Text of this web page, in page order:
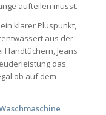
aufteilen müsst.
klarer Pluspunkt,
aus der
Handtüchern, Jeans
das
ob auf dem